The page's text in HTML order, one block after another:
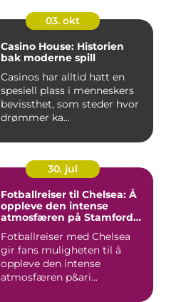
03. okt
Casino House: Historien
bak moderne spill
Casinos har alltid hatt en
spesiell plass i menneskers
bevissthet, som steder hvor
drømmer ka...
30. jul
Fotballreiser til Chelsea: Å
oppleve den intense
atmosfæren på Stamford
Fotballreiser med Chelsea
gir fans muligheten til å
oppleve den intense
atmosfæren p&ari...